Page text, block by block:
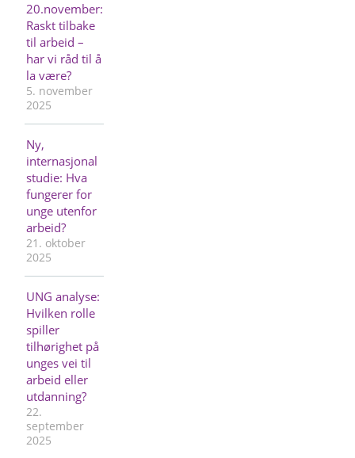
20.november:
Raskt tilbake
til arbeid –
har vi råd til å
la være?
5. november
2025
Ny,
internasjonal
studie: Hva
fungerer for
unge utenfor
arbeid?
21. oktober
2025
UNG analyse:
Hvilken rolle
spiller
tilhørighet på
unges vei til
arbeid eller
utdanning?
22.
september
2025